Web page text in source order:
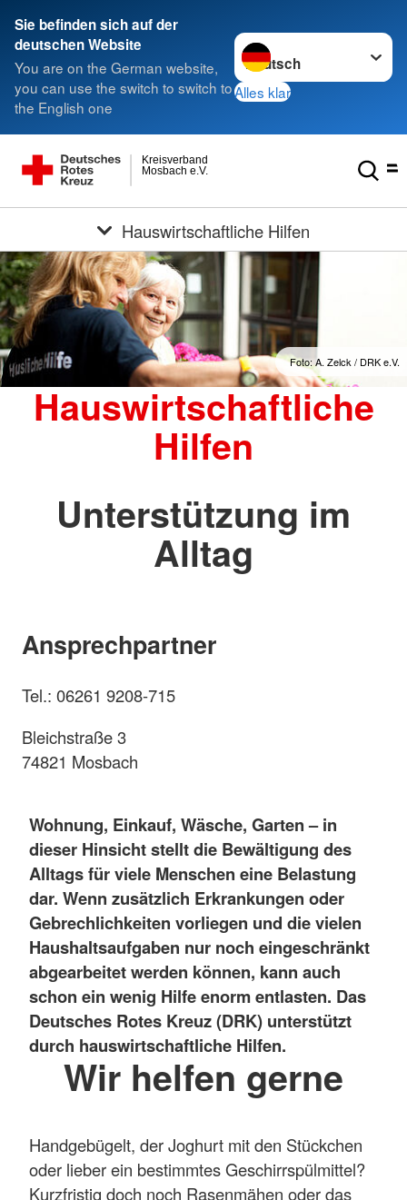
Sie befinden sich auf der
deutschen Website
You are on the German website,
you can use the switch to switch to
the English one
Sprache wechseln zu
Alles klar
Mosbach e.V.
Kreisverband
Hauswirtschaftliche Hilfen
Foto: A. Zelck / DRK e.V.
Hauswirtschaftliche
Hilfen
Unterstützung im
Alltag
Ansprechpartner
Tel.: 06261 9208-715
Bleichstraße 3
74821 Mosbach
Wohnung, Einkauf, Wäsche, Garten – in
dieser Hinsicht stellt die Bewältigung des
Alltags für viele Menschen eine Belastung
dar. Wenn zusätzlich Erkrankungen oder
Gebrechlichkeiten vorliegen und die vielen
Haushaltsaufgaben nur noch eingeschränkt
abgearbeitet werden können, kann auch
schon ein wenig Hilfe enorm entlasten. Das
Deutsches Rotes Kreuz (DRK) unterstützt
durch hauswirtschaftliche Hilfen.
Wir helfen gerne
Handgebügelt, der Joghurt mit den Stückchen
oder lieber ein bestimmtes Geschirrspülmittel?
Kurzfristig doch noch Rasenmähen oder das